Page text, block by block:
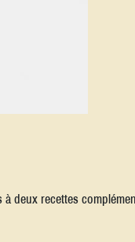
deux recettes